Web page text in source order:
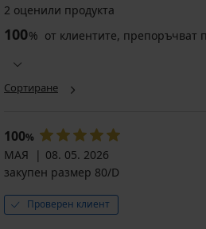
Дамски
цял
Намаление
19,80
лв.)
Първоначална цена
65,95
€
(128,99
лв.)
Цял
бански
€
Първоначална цена
40,99
€
(80,17
лв.)
Цял
бански
Намаление
16,50
лв.)
Първоначална цена
32,99
€
(64,52
лв.)
2 оценили продукта
100% от клиентите, препоръчват
Сортиране
100%
МАЯ
08. 05. 2026
закупен размер 80/D
Проверен клиент